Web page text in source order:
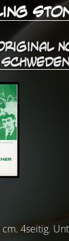
cm. 4seitig.